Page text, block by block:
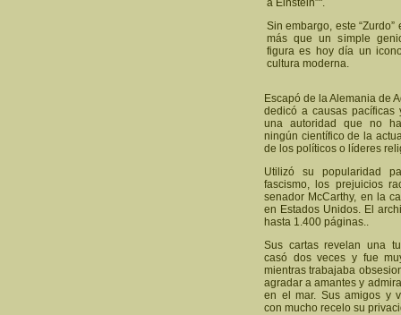
a Einstein”".
Sin embargo, este “Zurdo”
más que un simple
figura es hoy día un
cultura moderna.
Escapó de la Alemania de
dedicó a causas pacíficas
una autoridad que no
ningún científico de la
de los políticos o líderes
Utilizó su popularidad
fascismo, los prejuicios
senador McCarthy, en la
en Estados Unidos. El
hasta 1.400 páginas..
Sus cartas revelan una
casó dos veces y fue
mientras trabajaba
agradar a amantes y
en el mar. Sus amigos y
con mucho recelo su